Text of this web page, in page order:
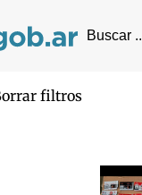
filtros